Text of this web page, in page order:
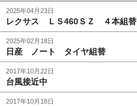
2025年04月23日
レクサス ＬＳ460ＳＺ ４本組替
2025年02月18日
日産 ノート タイヤ組替
2017年10月22日
台風接近中
2017年10月18日